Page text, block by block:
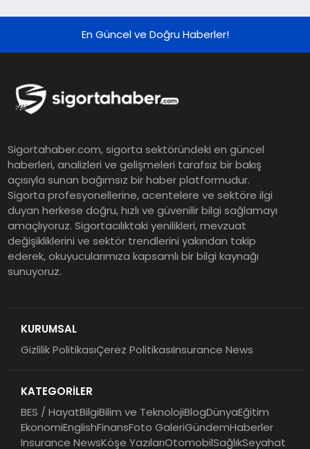
Sonuçları
Sonuçlarını Açıkladı
Araştırması: Yapay Zekâ Destekli
Tehditler ve Kurumsal
Dayanıklılık
Sigorta Mobil İzmir Bölge
Müdürlüğü Faaliyete Başladı
Koç Holding 2026 Yılının İlk
En Güncel ve Doğru Haberler!
Sigortahaber.com, sigorta sektöründeki en güncel
haberleri, analizleri ve gelişmeleri tarafsız bir bakış
açısıyla sunan bağımsız bir haber platformudur.
Sigorta profesyonellerine, acentelere ve sektöre ilgi
duyan herkese doğru, hızlı ve güvenilir bilgi sağlamayı
amaçlıyoruz. Sigortacılıktaki yenilikleri, mevzuat
değişikliklerini ve sektör trendlerini yakından takip
ederek, okuyucularımıza kapsamlı bir bilgi kaynağı
sunuyoruz.
KURUMSAL
Gizlilik PolitikasıÇerez PolitikasıInsurance News
KATEGORİLER
BES / HayatBilgiBilim ve TeknolojiBlogDünyaEğitim
EkonomiEnglishFinansFoto GaleriGündemHaberler
Insurance NewsKöşe YazılarıOtomobilSağlıkSeyahat